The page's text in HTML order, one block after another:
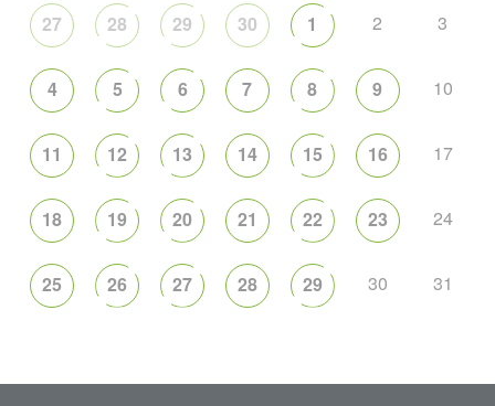
27 28 29 30 1 2 3
4 5 6 7 8 9 10
11 12 13 14 15 16 17
18 19 20 21 22 23 24
25 26 27 28 29 30 31